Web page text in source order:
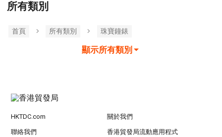
所有類別
首頁 所有類別 珠寶鐘錶
顯示所有類別
HKTDC.com 關於我們
聯絡我們 香港貿發局流動應用程式